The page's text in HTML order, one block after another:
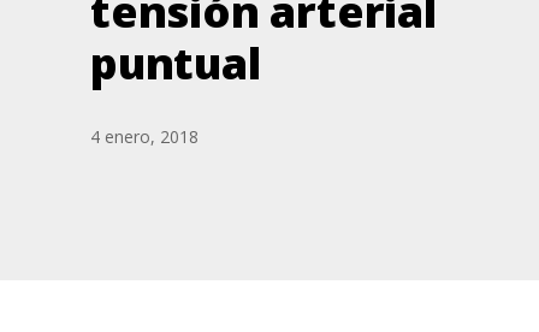
puntual
4 enero, 2018